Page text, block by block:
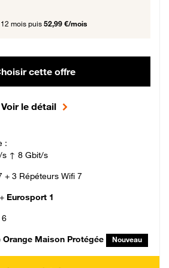
mois puis 52,99 €/mois
cette offre
Voir le détail
:
s ↑ 8 Gbit/s
+ 3 Répéteurs Wifi 7
Eurosport 1
6
Orange Maison Protégée Nouveau